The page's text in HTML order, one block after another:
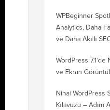
WPBeginner
Analytics, Daha
ve Daha Akıllı
WordPress 7.1'de
ve Ekran
Nihai WordPress
Kılavuzu – Adım